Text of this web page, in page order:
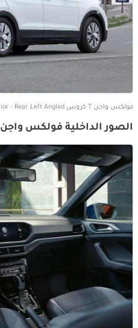
فولكس واجن T كروس exterior - Rear Left Angled
الصور الداخلية فولكس واجن T كروس